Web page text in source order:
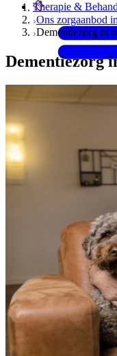
Therapie &
MENS magazine
Ons zorgaanbod
Dementiezorg in
Dementiezorg